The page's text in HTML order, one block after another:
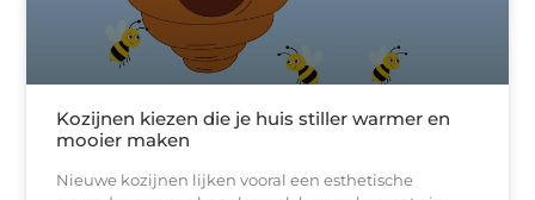
Kozijnen kiezen die je huis stiller warmer en
mooier maken
Nieuwe kozijnen lijken vooral een esthetische